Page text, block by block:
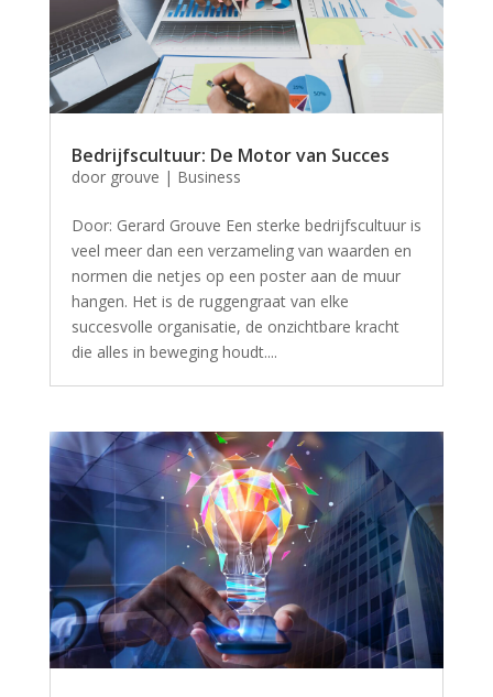
Bedrijfscultuur: De Motor van Succes
door grouve | Business
Door: Gerard Grouve Een sterke bedrijfscultuur is
veel meer dan een verzameling van waarden en
normen die netjes op een poster aan de muur
hangen. Het is de ruggengraat van elke
succesvolle organisatie, de onzichtbare kracht
die alles in beweging houdt....